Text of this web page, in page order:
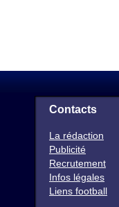
Contacts
La rédaction
Publicité
Recrutement
Infos légales
Liens football